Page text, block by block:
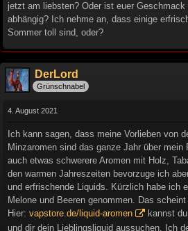
jetzt am liebsten? Oder ist euer
abhängig? Ich nehme an, dass einige
Sommer toll sind, oder?
DerLord
Grünschnabel
4. August 2021
Ich kann sagen, dass meine Vorlieben von
Minzaromen sind das ganze Jahr über
auch etwas schwerere Aromen mit Holz,
den warmen Jahreszeiten bevorzuge ich
und erfrischende Liquids. Kürzlich habe ich
Melone und Beeren genommen. Das
Hier: vapstore.de/liquid-aromen
kannst
und dir dein Lieblingsliquid aussuchen. Ich